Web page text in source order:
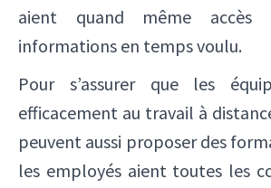
aient quand même
informations en temps voulu.
Pour s’assurer que les
efficacement au travail à
peuvent aussi proposer des
les employés aient toutes les